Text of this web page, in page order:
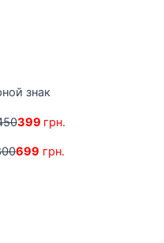
знак
399 грн.
699 грн.